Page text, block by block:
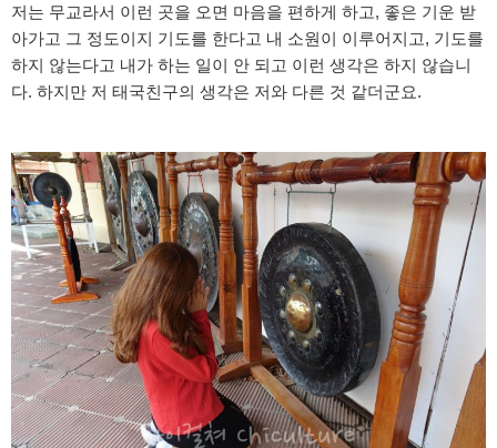
저는 무교라서 이런 곳을 오면 마음을 편하게 하고, 좋은 기운 받
아가고 그 정도이지 기도를 한다고 내 소원이 이루어지고, 기도를
하지 않는다고 내가 하는 일이 안 되고 이런 생각은 하지 않습니
다. 하지만 저 태국친구의 생각은 저와 다른 것 같더군요.